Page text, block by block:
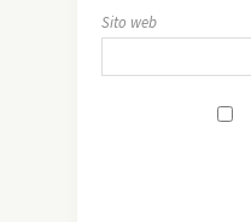
Sito web